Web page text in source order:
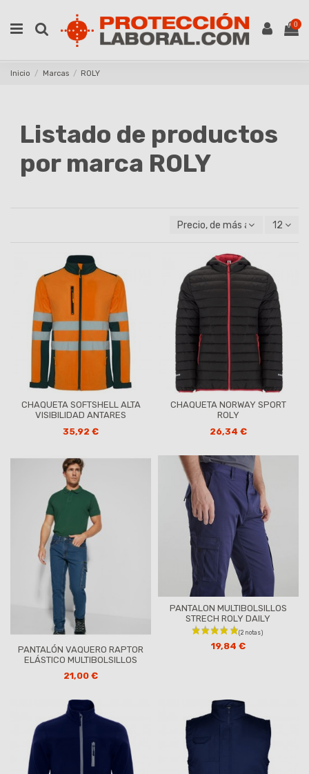
0
Inicio Marcas ROLY
Listado de productos
por marca ROLY
Precio, de más alto a más
12
CHAQUETA SOFTSHELL ALTA
VISIBILIDAD ANTARES
35,92 €
CHAQUETA NORWAY SPORT
ROLY
26,34 €
PANTALÓN VAQUERO RAPTOR
ELÁSTICO MULTIBOLSILLOS
21,00 €
PANTALON MULTIBOLSILLOS
STRECH ROLY DAILY
19,84 €